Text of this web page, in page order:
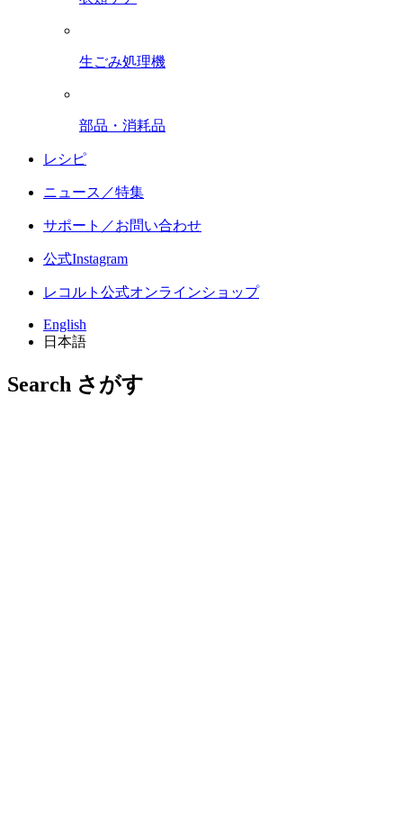
生ごみ処理機
部品・消耗品
レシピ
ニュース／特集
サポート／お問い合わせ
公式Instagram
レコルト公式オンラインショップ
English
日本語
Search さがす